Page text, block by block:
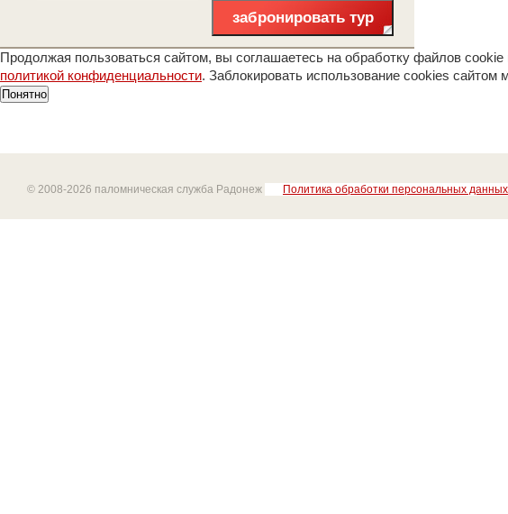
забронировать тур
Продолжая пользоваться сайтом, вы соглашаетесь на обработку файлов cookie
политикой конфиденциальности. Заблокировать использование cookies сайтом
Понятно
© 2008-2026 паломническая служба Радонеж Политика обработки персональных данных